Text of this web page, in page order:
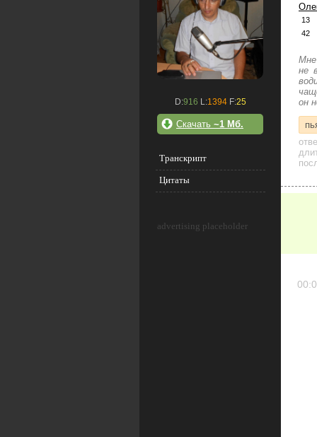
D:916 L:1394F:25
Скачать ~1 Мб.
Транскрипт
Цитаты
advertising placeholder
13
42
Мне
не
он